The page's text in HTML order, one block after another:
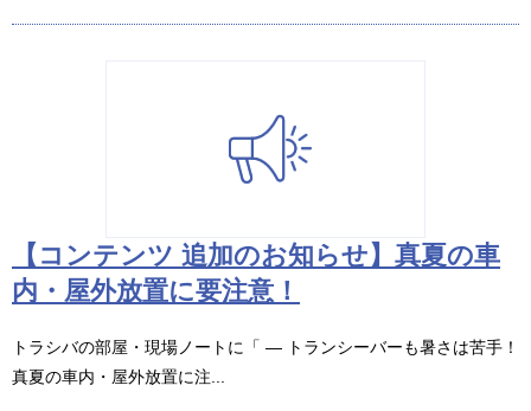
【コンテンツ 追加のお知らせ】真夏の車
内・屋外放置に要注意！
トラシバの部屋・現場ノートに「 ― トランシーバーも暑さは苦手！
真夏の車内・屋外放置に注...